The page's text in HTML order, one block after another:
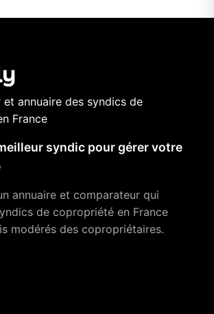
et annuaire des syndics de
France
syndic pour gérer votre
annuaire et comparateur qui
de copropriété en France
modérés des copropriétaires.